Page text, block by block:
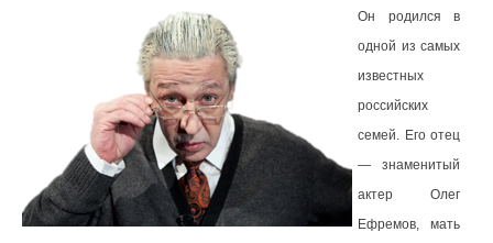
Он родился в
одной из самых
известных
российских
семей. Его отец
— знаменитый
актер Олег
Ефремов, мать